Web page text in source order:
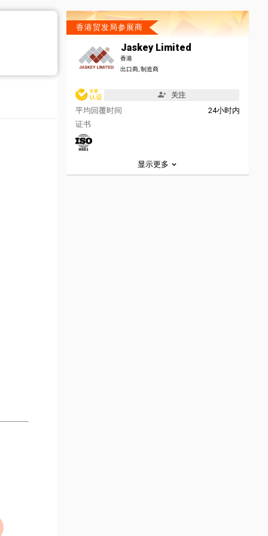
香港贸发局参展商
Jaskey Limited
香港
出口商, 制造商
关注
平均回覆时间
24小时内
证书
显示更多